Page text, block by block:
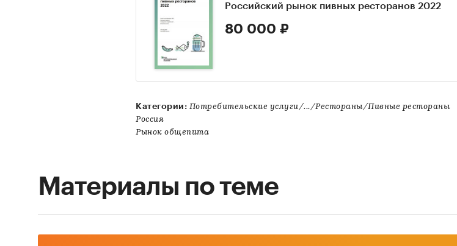
Российский рынок пивных ресторанов 2022
80 000 ₽
Категории: Потребительские услуги/.../Рестораны/Пивные рестораны
Россия
Рынок общепита
Материалы по теме